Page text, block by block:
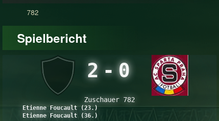
782
Spielbericht
2 -0
Zuschauer 782
Etienne Foucault (23.)
Etienne Foucault (36.)